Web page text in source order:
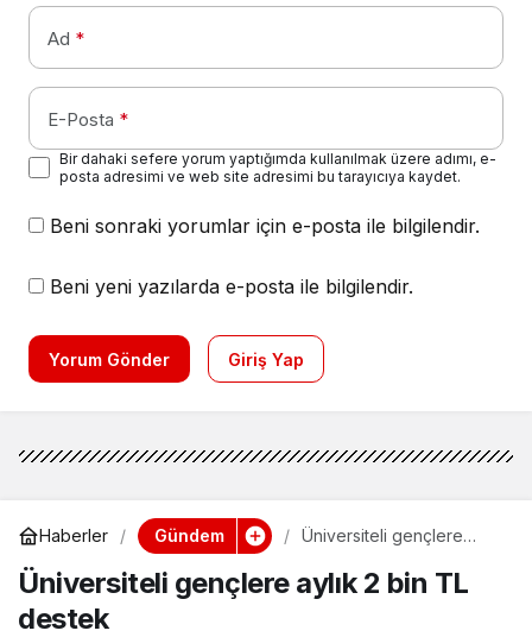
Ad *
E-Posta *
Bir dahaki sefere yorum yaptığımda kullanılmak üzere adımı, e-
posta adresimi ve web site adresimi bu tarayıcıya kaydet.
Beni sonraki yorumlar için e-posta ile bilgilendir.
Beni yeni yazılarda e-posta ile bilgilendir.
Yorum Gönder Giriş Yap
Haberler Gündem
Üniversiteli gençlere
Üniversiteli gençlere aylık 2 bin TL
destek